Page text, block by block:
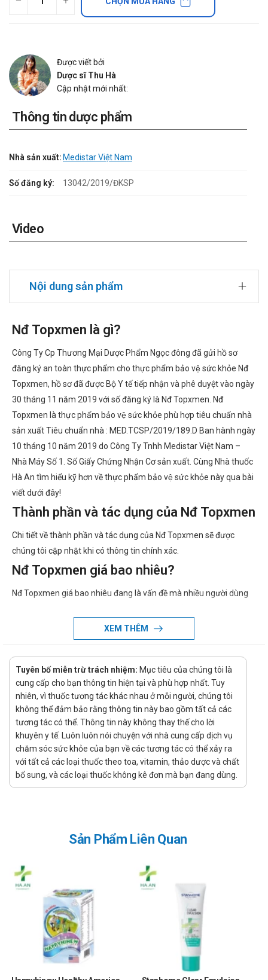
Được viết bởi
Dược sĩ Thu Hà
Cập nhật mới nhất:
Thông tin dược phẩm
Nhà sản xuất: Medistar Việt Nam
Số đăng ký: 13042/2019/ĐKSP
Video
Nội dung sản phẩm
Nđ Topxmen là gì?
Công Ty Cp Thương Mại Dược Phẩm Ngọc đông đã gửi hồ sơ
đăng ký an toàn thực phẩm cho thực phẩm bảo vệ sức khỏe Nđ
Topxmen, hồ sơ đã được Bộ Y tế tiếp nhận và phê duyệt vào ngày
30 tháng 11 năm 2019 với số đăng ký là Nđ Topxmen. Nđ
Topxmen là thực phẩm bảo vệ sức khỏe phù hợp tiêu chuẩn nhà
sản xuất Tiêu chuẩn nhà : MED.TCSP/2019/189.D Ban hành ngày
10 tháng 10 năm 2019 do Công Ty Tnhh Medistar Việt Nam –
Nhà Máy Số 1. Số Giấy Chứng Nhận Cơ sản xuất. Cùng Nhà thuốc
Hà An tìm hiểu kỹ hơn về thực phẩm bảo vệ sức khỏe này qua bài
viết dưới đây!
Thành phần và tác dụng của Nđ Topxmen
Chi tiết về thành phần và tác dụng của Nđ Topxmen sẽ được
chúng tôi cập nhật khi có thông tin chính xác.
Nđ Topxmen giá bao nhiêu?
Nđ Topxmen giá bao nhiêu đang là vấn đề mà nhiều người dùng
điểm mua. Vì vậy, để biết giá cụ thể của Nđ Topxmen, quý khách
hàng vui lòng liên hệ hotline của công ty bằng cách Call/Zalo:
hotline để được tư vấn và hỗ trợ.
Ở đâu bán Nđ Topxmen chính hãng, uy
tín?
Để có thể mua Nđ Topxmen chính hãng, bạn có thể mua tại
Nhà thuốc Hà An theo 3 cách như sau:
Mua trực tiếp tại cửa hàng
Đặt hàng tại website: thuochaan.com
Đặt hàng qua hotline: Call/zalo hotline.
Nhà thuốc Hà An chúc bạn luôn mạnh khỏe, vui vẻ và hạnh phúc!
XEM THÊM
Tuyên bố miễn trừ trách nhiệm: Mục tiêu của chúng tôi là
cung cấp cho bạn thông tin hiện tại và phù hợp nhất. Tuy
nhiên, vì thuốc tương tác khác nhau ở mỗi người, chúng tôi
không thể đảm bảo rằng thông tin này bao gồm tất cả các
tương tác có thể. Thông tin này không thay thế cho lời
khuyên y tế. Luôn luôn nói chuyện với nhà cung cấp dịch vụ
chăm sóc sức khỏe của bạn về các tương tác có thể xảy ra
với tất cả các loại thuốc theo toa, vitamin, thảo dược và chất
bổ sung, và các loại thuốc không kê đơn mà bạn đang dùng.
Sản Phẩm Liên Quan